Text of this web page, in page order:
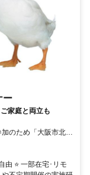
ー
家庭と両立も
のため「大阪市北
由 ⭐ 一部在宅･リモ